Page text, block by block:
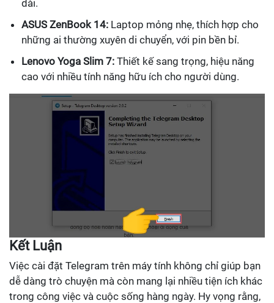
dài.
ASUS ZenBook 14: Laptop mỏng nhẹ, thích hợp cho
những ai thường xuyên di chuyển, với pin bền bỉ.
Lenovo Yoga Slim 7: Thiết kế sang trọng, hiệu năng
cao với nhiều tính năng hữu ích cho người dùng.
Kết Luận
Việc cài đặt Telegram trên máy tính không chỉ giúp bạn
dễ dàng trò chuyện mà còn mang lại nhiều tiện ích khác
trong công việc và cuộc sống hàng ngày. Hy vọng rằng,